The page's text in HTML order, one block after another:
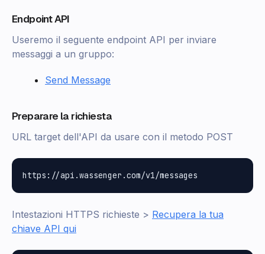
Endpoint API
Useremo il seguente endpoint API per inviare
messaggi a un gruppo:
Send Message
Preparare la richiesta
URL target dell'API da usare con il metodo POST
Intestazioni HTTPS richieste > Recupera la tua
chiave API qui